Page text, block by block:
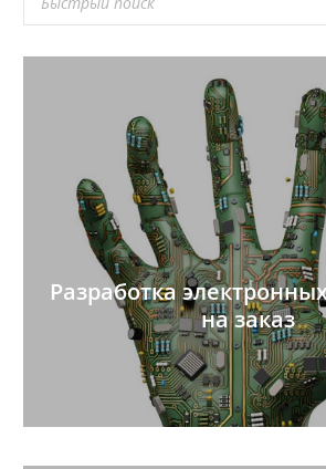
товаров
Разработка
на заказ